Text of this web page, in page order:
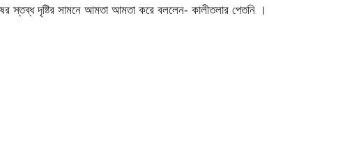
স্তব্ধ দৃষ্টির সামনে আমতা আমতা করে বললেন- কালীতলার পেতনি ।